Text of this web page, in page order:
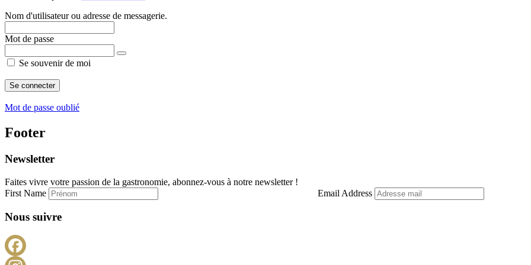
Nom d'utilisateur ou adresse de messagerie.
Mot de passe
Se souvenir de moi
Mot de passe oublié
Footer
Newsletter
Faites vivre votre passion de la gastronomie, abonnez-vous à notre newsletter !
First Name
Email Address
Nous suivre